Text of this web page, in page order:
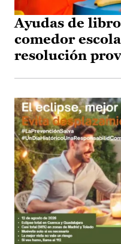
Ayudas de
comedor
resolución